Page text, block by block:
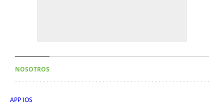
NOSOTROS
APP IOS